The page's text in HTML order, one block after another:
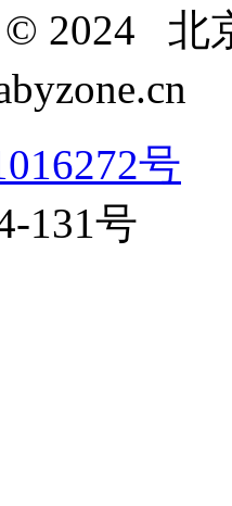
© 2024
号
131号